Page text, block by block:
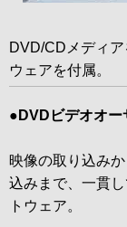
DVD/CDメディ
ウェアを付属。
●DVDビデオオー
映像の取り込み
込みまで、一貫
トウェア。